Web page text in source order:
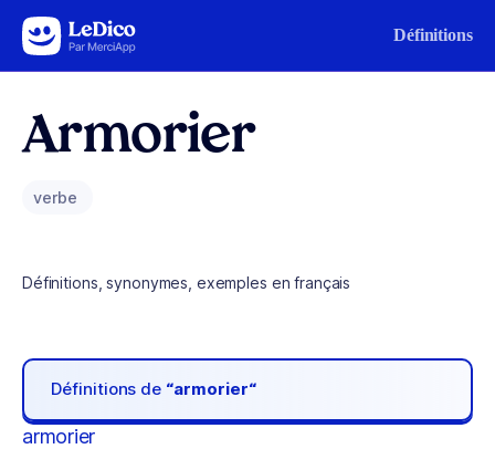
Aller au contenu Définitions
Armorier
verbe
Définitions, synonymes, exemples en français
Définitions de “armorier“
armorier